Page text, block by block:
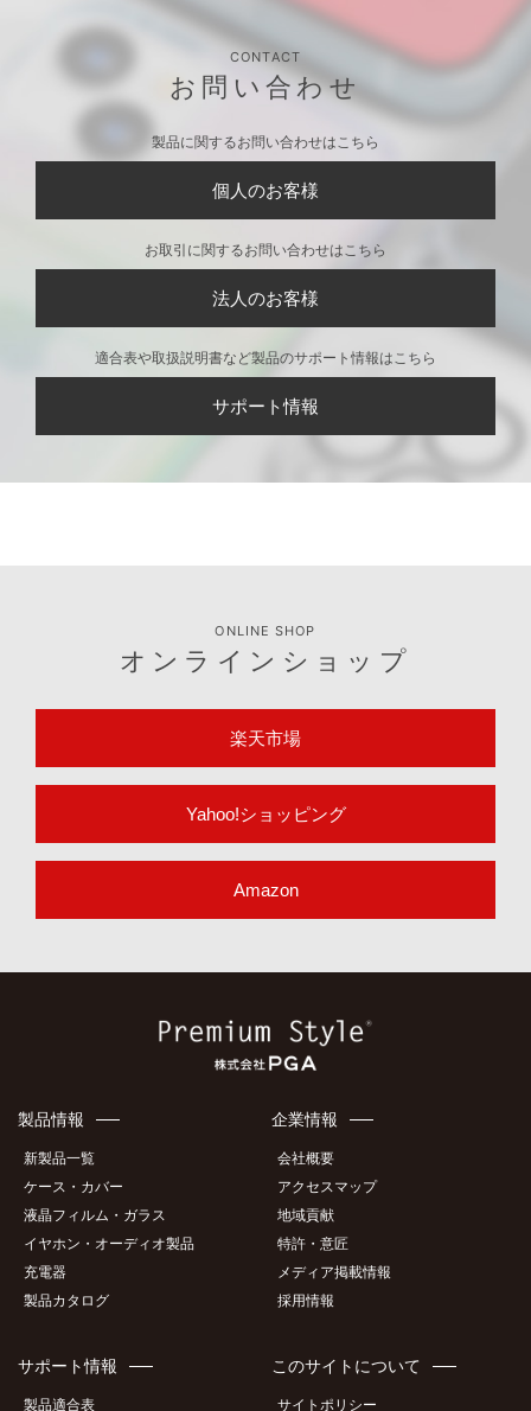
CONTACT
お問い合わせ
製品に関するお問い合わせはこちら
個人のお客様
お取引に関するお問い合わせはこちら
法人のお客様
適合表や取扱説明書など製品のサポート情報はこちら
サポート情報
ONLINE SHOP
オンラインショップ
楽天市場
Yahoo!ショッピング
Amazon
製品情報
新製品一覧
ケース・カバー
液晶フィルム・ガラス
イヤホン・オーディオ製品
充電器
製品カタログ
企業情報
会社概要
アクセスマップ
地域貢献
特許・意匠
メディア掲載情報
採用情報
サポート情報
製品適合表
このサイトについて
サイトポリシー